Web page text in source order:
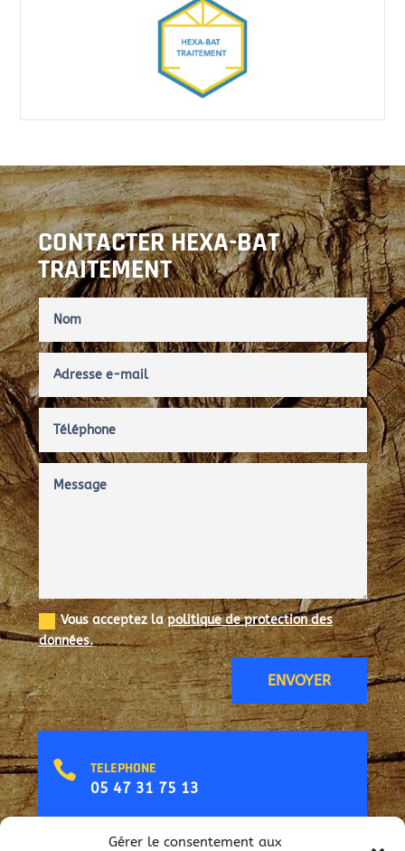
Gérer le consentement aux
CONTACTER HEXA-BAT
TRAITEMENT
Vous acceptez lapolitique de protection des
données.
ENVOYER
 TELEPHONE
05 47 31 75 13
ADRESSE